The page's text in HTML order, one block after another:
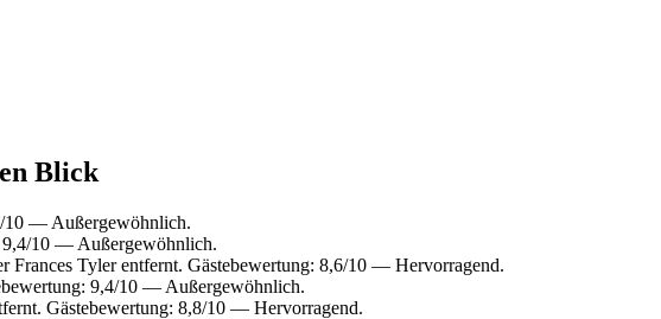
Blick
10 — Außergewöhnlich.
9,4/10 — Außergewöhnlich.
Tyler entfernt. Gästebewertung: 8,6/10 — Hervorragend.
9,4/10 — Außergewöhnlich.
Gästebewertung: 8,8/10 — Hervorragend.